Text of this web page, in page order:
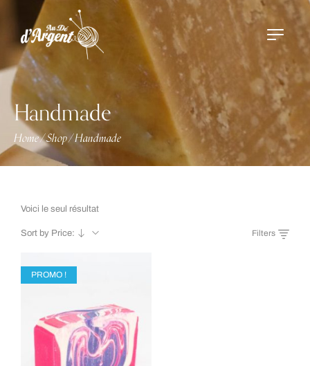
Handmade
Home/Shop/Handmade
Voici le seul résultat
Sort by Price: Filters
PROMO !